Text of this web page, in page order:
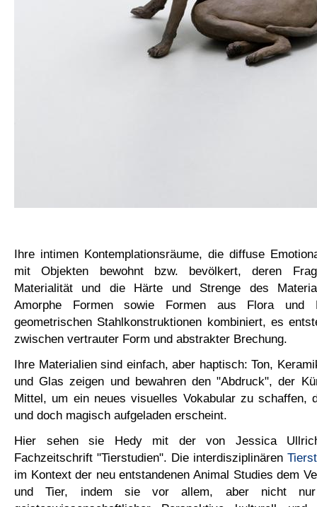
Ihre intimen Kontemplationsräume, die diffuse
mit Objekten bewohnt bzw. bevölkert, deren
Materialität und die Härte und Strenge des
Amorphe Formen sowie Formen aus Flora und
geometrischen Stahlkonstruktionen kombiniert, es
zwischen vertrauter Form und abstrakter Brechung.
Ihre Materialien sind einfach, aber haptisch: Ton,
und Glas zeigen und bewahren den "Abdruck", der
Mittel, um ein neues visuelles Vokabular zu schaffen,
und doch magisch aufgeladen erscheint.
Hier sehen sie Hedy mit der von Jessica Ullrich
Fachzeitschrift "Tierstudien". Die interdisziplinären
im Kontext der neu entstandenen Animal Studies dem
und Tier, indem sie vor allem, aber nicht